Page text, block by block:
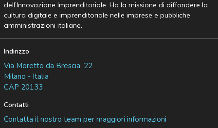
dell’Innovazione Imprenditoriale. Ha la missione di diffondere la
cultura digitale e imprenditoriale nelle imprese e pubbliche
amministrazioni italiane.
Indirizzo
Via Moretto da Brescia, 22
Milano - Italia
CAP 20133
Contatti
Contatta il nostro team per maggiori informazioni